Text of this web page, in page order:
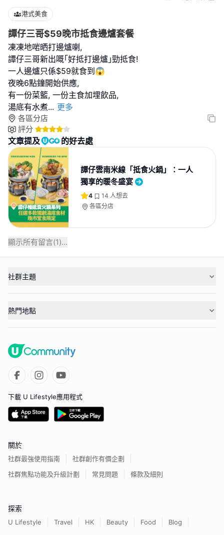
港式美食
譚仔三哥$59晚市抵食邊爐套餐
凍凍地啱晒打邊爐喇,
譚仔三哥新出嘅｢好抵打邊爐｣勁抵食!
一人邊爐只係$59就食到😱
夜晚6點鐘開始供應,
有一份菜籃, 一份主食加埋飲品,
湯底有水煮... 更多
各區分店
評分
文章提及 的好去處
譚仔雲南米線「抵食火鍋」：一人
獨享的暖冬盛宴
4 14 人想去
各區分店
顯示所有留言(1)...
社群主題
熱門地點
下載 U Lifestyle應用程式
關於
社群最強使用指南
社群創作有價企劃
社群焦點功能及升級計劃
常見問題 條款及細則
探索
U Lifestyle Travel HK Beauty Food
Blog